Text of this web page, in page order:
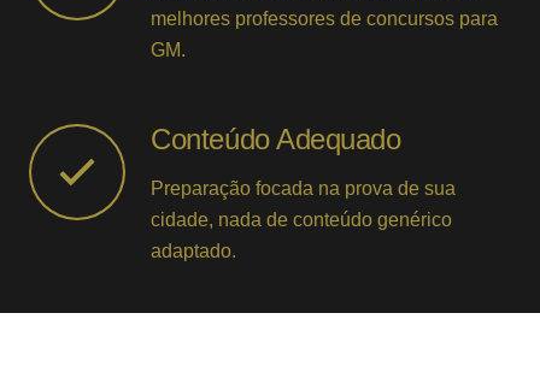
melhores professores de concursos para
GM.
Conteúdo Adequado
Preparação focada na prova de sua
cidade, nada de conteúdo genérico
adaptado.